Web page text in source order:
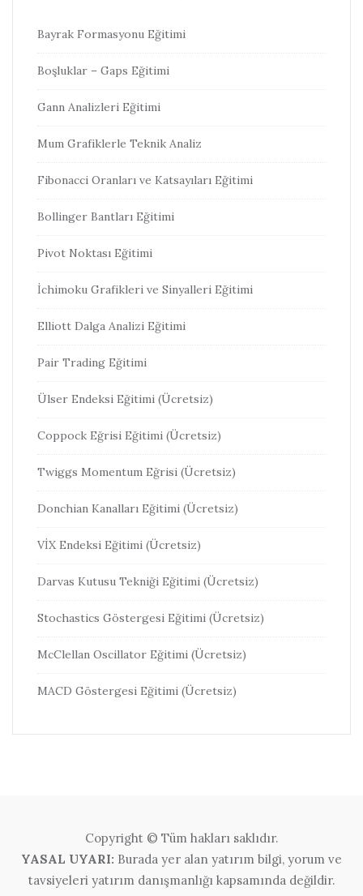
Bayrak Formasyonu Eğitimi
Boşluklar – Gaps Eğitimi
Gann Analizleri Eğitimi
Mum Grafiklerle Teknik Analiz
Fibonacci Oranları ve Katsayıları Eğitimi
Bollinger Bantları Eğitimi
Pivot Noktası Eğitimi
İchimoku Grafikleri ve Sinyalleri Eğitimi
Elliott Dalga Analizi Eğitimi
Pair Trading Eğitimi
Ülser Endeksi Eğitimi (Ücretsiz)
Coppock Eğrisi Eğitimi (Ücretsiz)
Twiggs Momentum Eğrisi (Ücretsiz)
Donchian Kanalları Eğitimi (Ücretsiz)
VİX Endeksi Eğitimi (Ücretsiz)
Darvas Kutusu Tekniği Eğitimi (Ücretsiz)
Stochastics Göstergesi Eğitimi (Ücretsiz)
McClellan Oscillator Eğitimi (Ücretsiz)
MACD Göstergesi Eğitimi (Ücretsiz)
Copyright © Tüm hakları saklıdır.
YASAL UYARI: Burada yer alan yatırım bilgi, yorum ve
tavsiyeleri yatırım danışmanlığı kapsamında değildir.